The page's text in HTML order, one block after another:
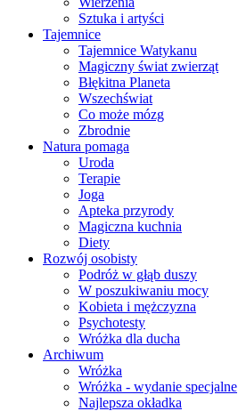
Sztuka i artyści
Tajemnice
Tajemnice Watykanu
Magiczny świat zwierząt
Błękitna Planeta
Wszechświat
Co może mózg
Zbrodnie
Natura pomaga
Uroda
Terapie
Joga
Apteka przyrody
Magiczna kuchnia
Diety
Rozwój osobisty
Podróż w głąb duszy
W poszukiwaniu mocy
Kobieta i mężczyzna
Psychotesty
Wróżka dla ducha
Archiwum
Wróżka
Wróżka - wydanie specjalne
Najlepsza okładka